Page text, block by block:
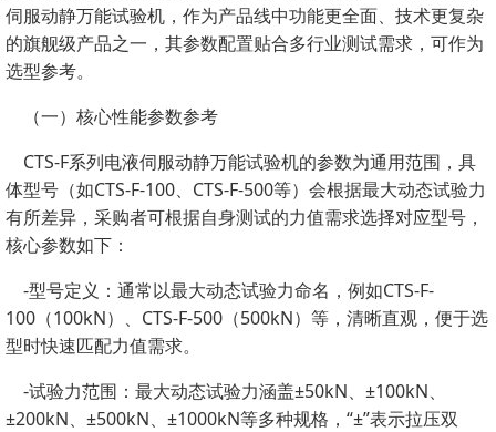
伺服动静万能试验机，作为产品线中功能更全面、技术更复杂
的旗舰级产品之一，其参数配置贴合多行业测试需求，可作为
选型参考。
（一）核心性能参数参考
CTS-F系列电液伺服动静万能试验机的参数为通用范围，具
体型号（如CTS-F-100、CTS-F-500等）会根据最大动态试验力
有所差异，采购者可根据自身测试的力值需求选择对应型号，
核心参数如下：
-型号定义：通常以最大动态试验力命名，例如CTS-F-
100（100kN）、CTS-F-500（500kN）等，清晰直观，便于选
型时快速匹配力值需求。
-试验力范围：最大动态试验力涵盖±50kN、±100kN、
±200kN、±500kN、±1000kN等多种规格，“±”表示拉压双